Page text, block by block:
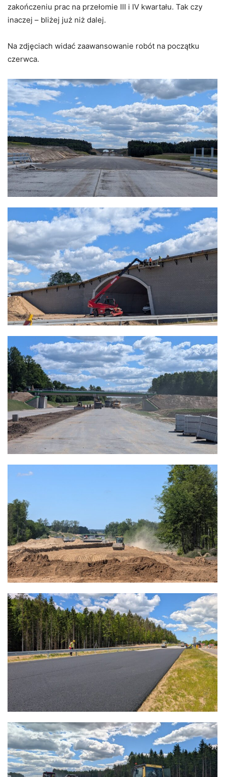
zakończeniu prac na przełomie III i IV kwartału. Tak czy
inaczej – bliżej już niż dalej.
Na zdjęciach widać zaawansowanie robót na początku
czerwca.